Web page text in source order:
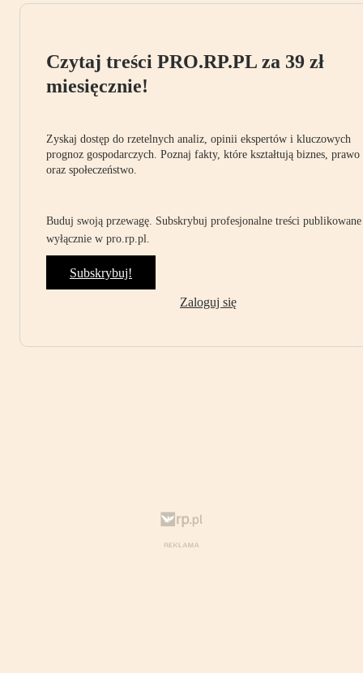
Czytaj treści PRO.RP.PL za 39 zł
miesięcznie!
Zyskaj dostęp do rzetelnych analiz, opinii ekspertów i kluczowych
prognoz gospodarczych. Poznaj fakty, które kształtują biznes, prawo
oraz społeczeństwo.
Buduj swoją przewagę. Subskrybuj profesjonalne treści publikowane
wyłącznie w pro.rp.pl.
Subskrybuj!
Zaloguj się